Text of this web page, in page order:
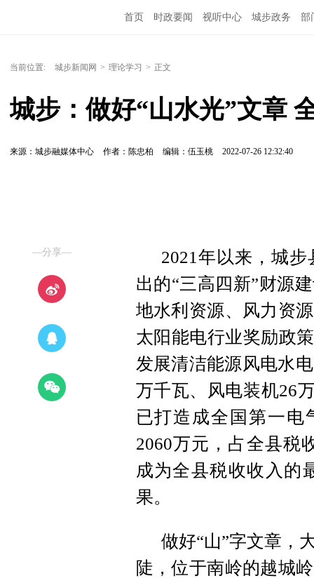
首页 时政要闻 视听中心 城步政务 部
当前位置: 城步新闻网 > 理论学习 > 正文
城步：做好“山水光”文章
来源：城步融媒体中心 作者：陈忠柏 编辑：伍玉桃 2022-07-26 12:32:40
—分享—
2021年以来，城
出的“三高四新”财源
地水利资源、风力资
太阳能电行业奖励政
发展清洁能源风电水
万千瓦、风电装机26
已打造成全国第一电
2060万元，占全县税
成为全县税收收入的
果。
做好“山”字文章，
陡，位于南岭的越城